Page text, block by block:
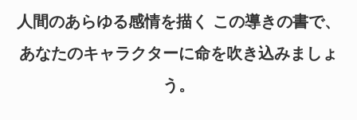
人間のあらゆる感情を描く この導きの書で、
あなたのキャラクターに命を吹き込みましょ
う。